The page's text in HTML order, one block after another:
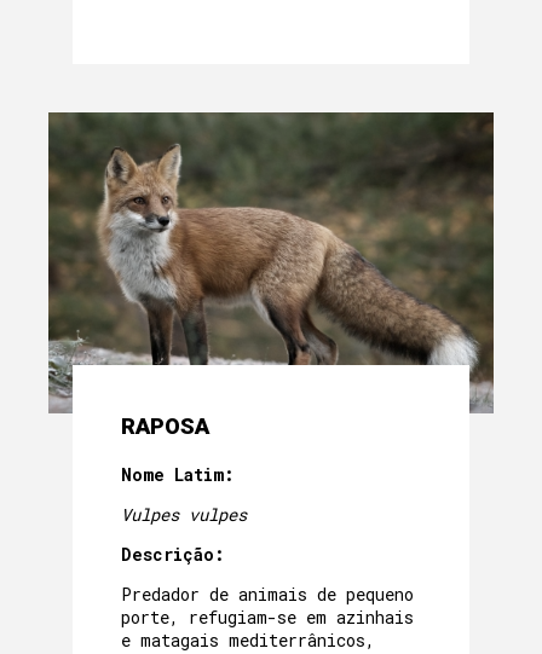
RAPOSA
Nome Latim:
Vulpes vulpes
Descrição:
Predador de animais de pequeno
porte, refugiam-se em azinhais
e matagais mediterrânicos,